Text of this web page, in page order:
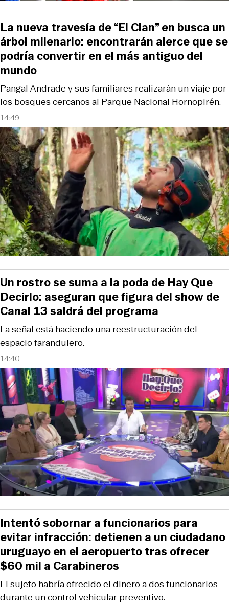
14:49
Pangal Andrade y sus familiares realizarán un viaje por
los bosques cercanos al Parque Nacional Hornopirén.
La nueva travesía de “El Clan” en busca un
árbol milenario: encontrarán alerce que se
podría convertir en el más antiguo del
mundo
14:40
La señal está haciendo una reestructuración del
espacio farandulero.
Un rostro se suma a la poda de Hay Que
Decirlo: aseguran que figura del show de
Canal 13 saldrá del programa
El sujeto habría ofrecido el dinero a dos funcionarios
durante un control vehicular preventivo.
Intentó sobornar a funcionarios para
evitar infracción: detienen a un ciudadano
uruguayo en el aeropuerto tras ofrecer
$60 mil a Carabineros